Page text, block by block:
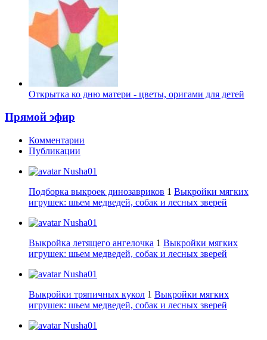
Открытка ко дню матери - цветы, оригами для детей
Прямой эфир
Комментарии
Публикации
Nusha01
Подборка выкроек динозавриков 1 Выкройки мягких
игрушек: шьем медведей, собак и лесных зверей
Nusha01
Выкройка летящего ангелочка 1 Выкройки мягких
игрушек: шьем медведей, собак и лесных зверей
Nusha01
Выкройки тряпичных кукол 1 Выкройки мягких
игрушек: шьем медведей, собак и лесных зверей
Nusha01